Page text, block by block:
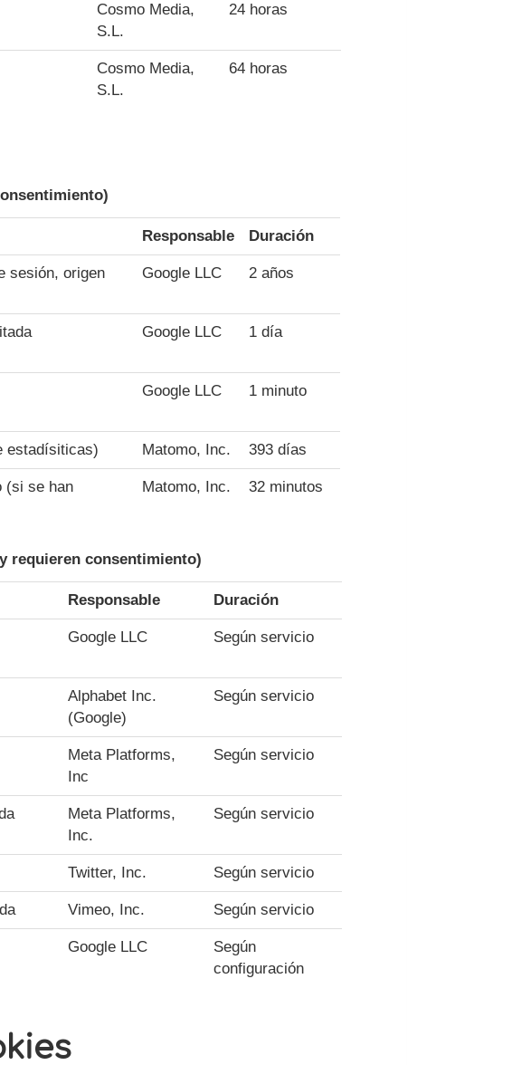
Cosmo Media,
S.L.
24 horas
Cosmo Media,
S.L.
64 horas
Responsable Duración
sesión, origen
Google LLC 2 años
Google LLC 1 día
Google LLC 1 minuto
estadísiticas) Matomo, Inc. 393 días
(si se han
Matomo, Inc. 32 minutos
requieren consentimiento)
Responsable Duración
Google LLC Según servicio
Alphabet Inc.
(Google)
Según servicio
Meta Platforms,
Inc
Según servicio
Meta Platforms,
Inc.
Según servicio
Twitter, Inc. Según servicio
Vimeo, Inc. Según servicio
Google LLC
Según
configuración